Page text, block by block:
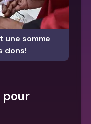
une somme
dons!
pour